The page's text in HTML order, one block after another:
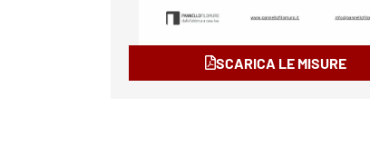
SCARICA LE MISURE